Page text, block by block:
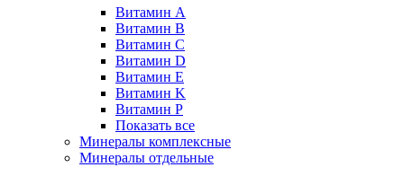
Витамин A
Витамин B
Витамин C
Витамин D
Витамин E
Витамин K
Витамин P
Показать все
Минералы комплексные
Минералы отдельные